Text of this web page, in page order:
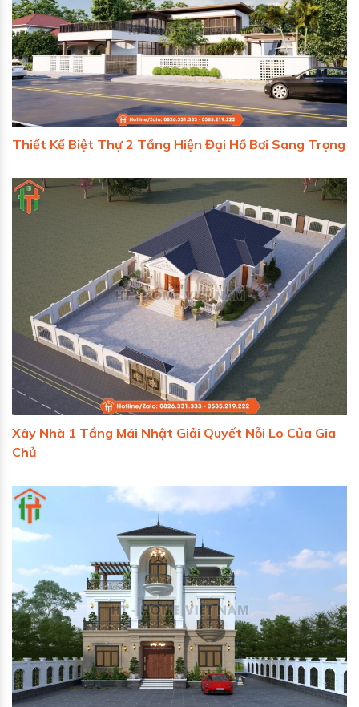
Thiết Kế Biệt Thự 2 Tầng Hiện Đại Hồ Bơi Sang Trọng
Xây Nhà 1 Tầng Mái Nhật Giải Quyết Nỗi Lo Của Gia
Chủ